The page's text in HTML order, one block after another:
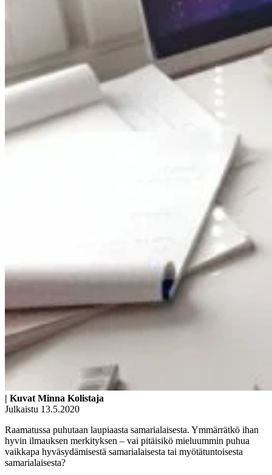
| Kuvat Minna Kolistaja
Julkaistu 13.5.2020
Raamatussa puhutaan laupiaasta samarialaisesta. Ymmärrätkö ihan
hyvin ilmauksen merkityksen – vai pitäisikö mieluummin puhua
vaikkapa hyväsydämisestä samarialaisesta tai myötätuntoisesta
samarialaisesta?